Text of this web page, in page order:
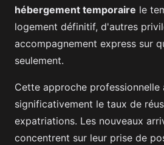
hébergement temporaire le
logement définitif, d'autres
accompagnement express sur
seulement.
Cette approche professionnelle
significativement le taux de
expatriations. Les nouveaux
concentrent sur leur prise de